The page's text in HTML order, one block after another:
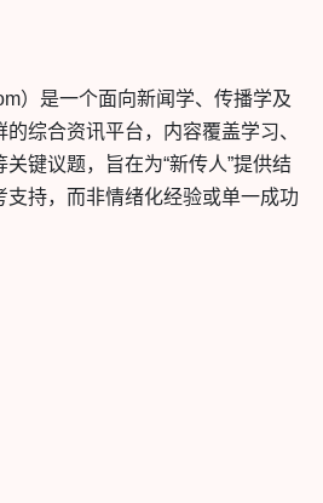
）是一个面向新闻学、传播学及
综合资讯平台，内容覆盖学习、
键议题，旨在为“新传人”提供结
持，而非情绪化经验或单一成功